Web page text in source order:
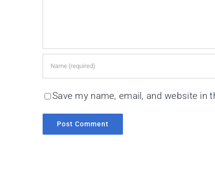
Save my name, email, and website